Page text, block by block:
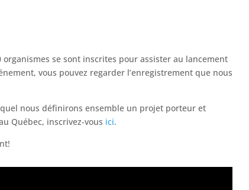
se sont inscrites pour assister au lancement
vous pouvez regarder l’enregistrement que nous
nous définirons ensemble un projet porteur et
Québec, inscrivez-vous ici.